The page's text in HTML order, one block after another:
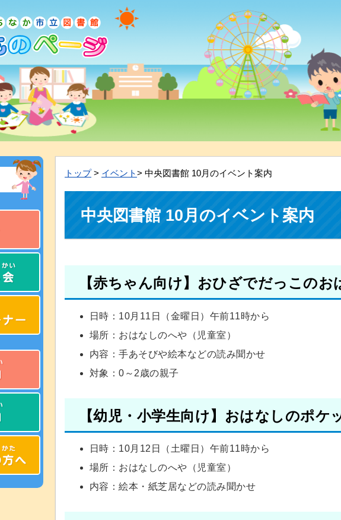
トップ> イベント> 中央図書館 10月のイベント案内
中央図書館 10月のイベント案内
【赤ちゃん向け】おひざでだっこのお
日時：10月11日（金曜日）午前11時から
場所：おはなしのへや（児童室）
内容：手あそびや絵本などの読み聞かせ
対象：0～2歳の親子
【幼児・小学生向け】おはなしのポケ
日時：10月12日（土曜日）午前11時から
場所：おはなしのへや（児童室）
内容：絵本・紙芝居などの読み聞かせ